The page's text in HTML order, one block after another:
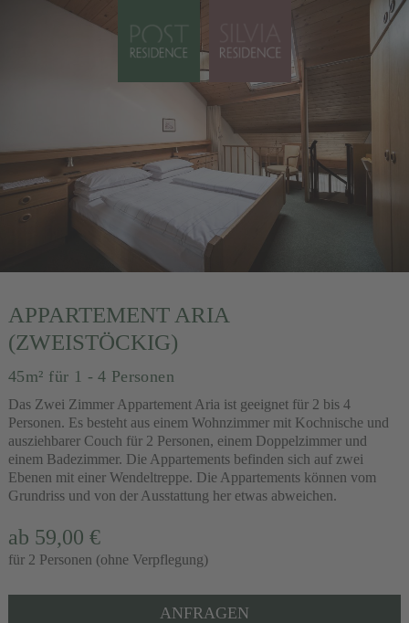
APPARTEMENT ARIA
(ZWEISTÖCKIG)
45m² für 1 - 4 Personen
Das Zwei Zimmer Appartement Aria ist geeignet für 2 bis 4
Personen. Es besteht aus einem Wohnzimmer mit Kochnische und
ausziehbarer Couch für 2 Personen, einem Doppelzimmer und
einem Badezimmer. Die Appartements befinden sich auf zwei
Ebenen mit einer Wendeltreppe. Die Appartements können vom
Grundriss und von der Ausstattung her etwas abweichen.
ab 59,00 €
für 2 Personen (ohne Verpflegung)
ANFRAGEN